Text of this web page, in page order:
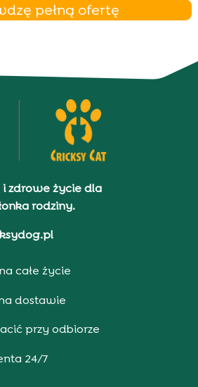
pełną ofertę
i zdrowe życie dla
rodziny.
całe życie
dostawie
przy odbiorze
24/7